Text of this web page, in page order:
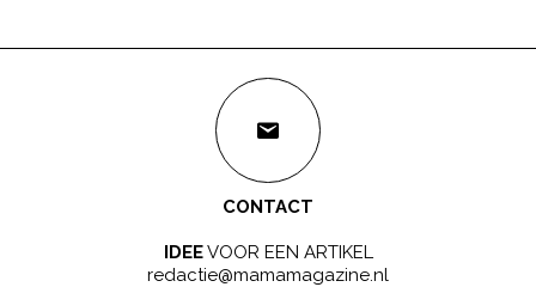
CONTACT
IDEEVOOR EEN ARTIKEL
redactie@mamamagazine.nl